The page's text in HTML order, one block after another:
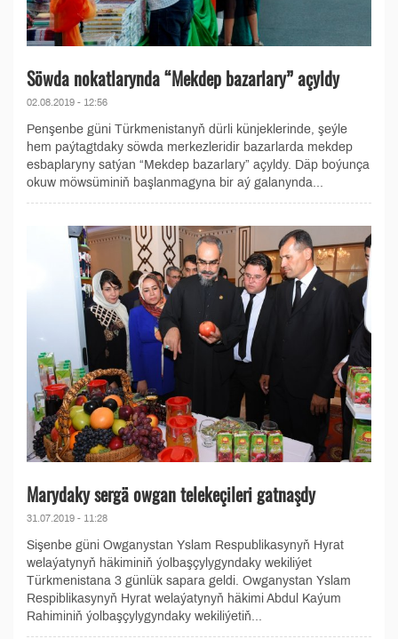
Söwda nokatlarynda “Mekdep bazarlary” açyldy
02.08.2019 - 12:56
Penşenbe güni Türkmenistanyň dürli künjeklerinde, şeýle
hem paýtagtdaky söwda merkezleridir bazarlarda mekdep
esbaplaryny satýan “Mekdep bazarlary” açyldy. Däp boýunça
okuw möwsüminiň başlanmagyna bir aý galanynda...
Marydaky sergä owgan telekeçileri gatnaşdy
31.07.2019 - 11:28
Sişenbe güni Owganystan Yslam Respublikasynyň Hyrat
welaýatynyň häkiminiň ýolbaşçylygyndaky wekiliýet
Türkmenistana 3 günlük sapara geldi. Owganystan Yslam
Respiblikasynyň Hyrat welaýatynyň häkimi Abdul Kaýum
Rahiminiň ýolbaşçylygyndaky wekiliýetiň...